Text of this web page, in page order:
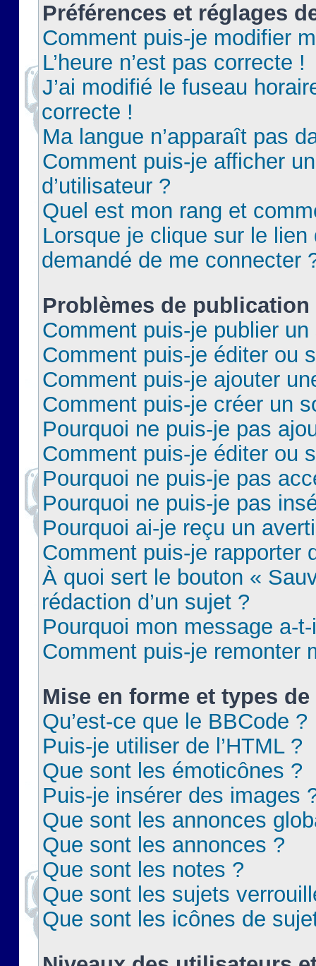
Préférences et réglages
Comment puis-je modifier
L’heure n’est pas correcte !
J’ai modifié le fuseau
correcte !
Ma langue n’apparaît pas
Comment puis-je afficher
d’utilisateur ?
Quel est mon rang et
Lorsque je clique sur le lien
demandé de me connecter
Problèmes de publication
Comment puis-je publier
Comment puis-je éditer ou
Comment puis-je ajouter
Comment puis-je créer un
Pourquoi ne puis-je pas
Comment puis-je éditer ou
Pourquoi ne puis-je pas
Pourquoi ne puis-je pas
Pourquoi ai-je reçu un
Comment puis-je rapporter
À quoi sert le bouton «
rédaction d’un sujet ?
Pourquoi mon message a-
Comment puis-je remonter
Mise en forme et types
Qu’est-ce que le BBCode ?
Puis-je utiliser de l’HTML ?
Que sont les émoticônes ?
Puis-je insérer des images
Que sont les annonces
Que sont les annonces ?
Que sont les notes ?
Que sont les sujets
Que sont les icônes de